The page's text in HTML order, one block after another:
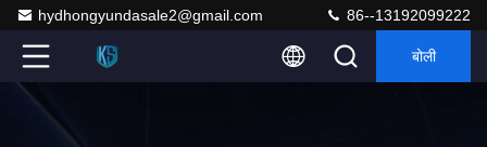
hydhongyundasale2@gmail.com 86--13192099222
बोली